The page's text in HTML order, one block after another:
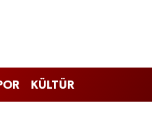
KÜLTÜR